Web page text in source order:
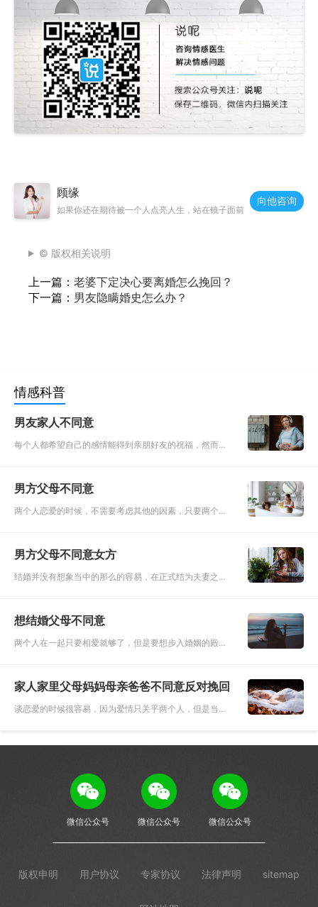
顾缘
如果你还在期待被一个人点亮人生，站在镜子面前
向他咨询
© 版权相关说明
上一篇： 老婆下定决心要离婚怎么挽回？
下一篇： 男友隐瞒婚史怎么办？
情感科普
男友家人不同意
每个人都希望自己的感情能得到亲朋好友的祝福，然而现
乃大事。那么当男友
男方父母不同意
两个人恋爱的时候，不需要考虑其他的因素，只要两个人
的家庭在相互了解的
男方父母不同意女方
结婚并没有想象当中的那么的容易，在正式结为夫妻之
来的公公婆婆对于女生
想结婚父母不同意
两个人在一起只要相爱就够了，但是要想步入婚姻的殿
心中的一份爱，就此结
家人家里父母妈妈母亲爸爸不同意反对挽回
谈恋爱的时候很容易，因为爱情只关乎两个人，但是当迈
微信公众号 微信公众号 微信公众号
版权申明 用户协议 专家协议 法律声明 sitemap